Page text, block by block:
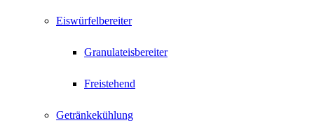
Eiswürfelbereiter
Granulateisbereiter
Freistehend
Getränkekühlung